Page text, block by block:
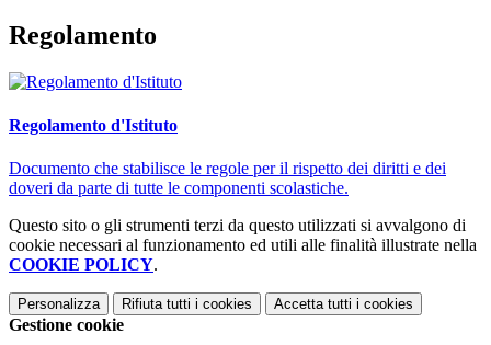
Regolamento
Regolamento d'Istituto
Documento che stabilisce le regole per il rispetto dei diritti e dei
doveri da parte di tutte le componenti scolastiche.
Questo sito o gli strumenti terzi da questo utilizzati si avvalgono di
cookie necessari al funzionamento ed utili alle finalità illustrate nella
COOKIE POLICY.
Personalizza Rifiuta tutti i cookies Accetta tutti i cookies
Gestione cookie